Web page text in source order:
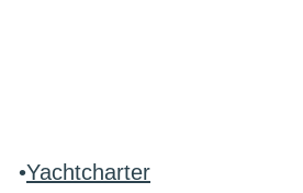
•Yachtcharter